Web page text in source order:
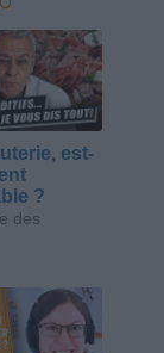
est-
?
des